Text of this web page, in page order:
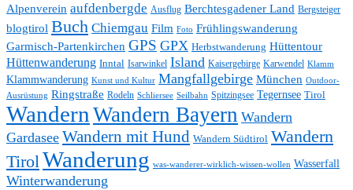
Alpenverein aufdenbergde Ausflug Berchtesgadener Land Bergsteiger
blogtirol Buch Chiemgau Film Foto Frühlingswanderung
Garmisch-Partenkirchen GPS GPX Herbstwanderung Hüttentour
Hüttenwanderung Inntal Isarwinkel Island Kaisergebirge Karwendel Klamm
Klammwanderung Kunst und Kultur Mangfallgebirge München Outdoor-
Ausrüstung Ringstraße Rodeln Schliersee Seilbahn Spitzingsee Tegernsee Tirol
WandernWandern Bayern Wandern
Gardasee Wandern mit Hund Wandern Südtirol Wandern
TirolWanderung was-wanderer-wirklich-wissen-wollen Wasserfall
Winterwanderung